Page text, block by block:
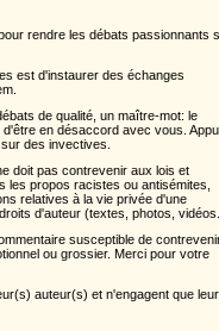
rendre les débats passionnants
est d'instaurer des échanges
de qualité, un maître-mot: le
en désaccord avec vous.
des invectives.
doit pas contrevenir aux lois et
les propos racistes ou antisémites,
relatives à la vie privée d'une
d'auteur (textes, photos,
susceptible de
ou grossier. Merci pour votre
auteur(s) et n'engagent que leur